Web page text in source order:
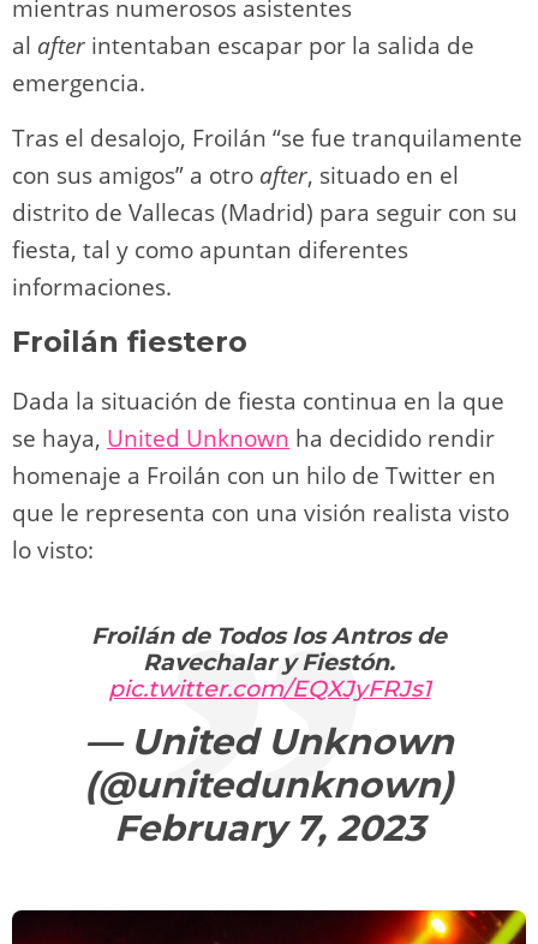
mientras numerosos asistentes
al after intentaban escapar por la salida de
emergencia.
Tras el desalojo, Froilán “se fue tranquilamente
con sus amigos” a otro after, situado en el
distrito de Vallecas (Madrid) para seguir con su
fiesta, tal y como apuntan diferentes
informaciones.
Froilán fiestero
Dada la situación de fiesta continua en la que
se haya, United Unknown ha decidido rendir
homenaje a Froilán con un hilo de Twitter en
que le representa con una visión realista visto
lo visto:
Froilán de Todos los Antros de
Ravechalar y Fiestón.
pic.twitter.com/EQXJyFRJs1
— United Unknown
(@unitedunknown)
February 7, 2023